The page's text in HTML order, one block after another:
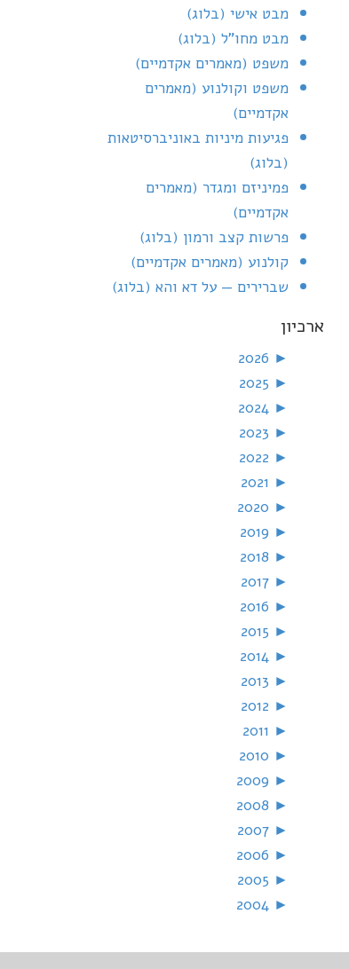
מבט אישי (בלוג)
מבט מחו"ל (בלוג)
משפט (מאמרים אקדמיים)
משפט וקולנוע (מאמרים
אקדמיים)
פגיעות מיניות באוניברסיטאות
(בלוג)
פמיניזם ומגדר (מאמרים
אקדמיים)
פרשות קצב ורמון (בלוג)
קולנוע (מאמרים אקדמיים)
שברירים — על דא והא (בלוג)
ארכיון
►
►
►
2024
►
►
►
►
►
►
►
2017
►
►
►
2014
►
►
►
►
►
►
►
2007
►
►
►
2004